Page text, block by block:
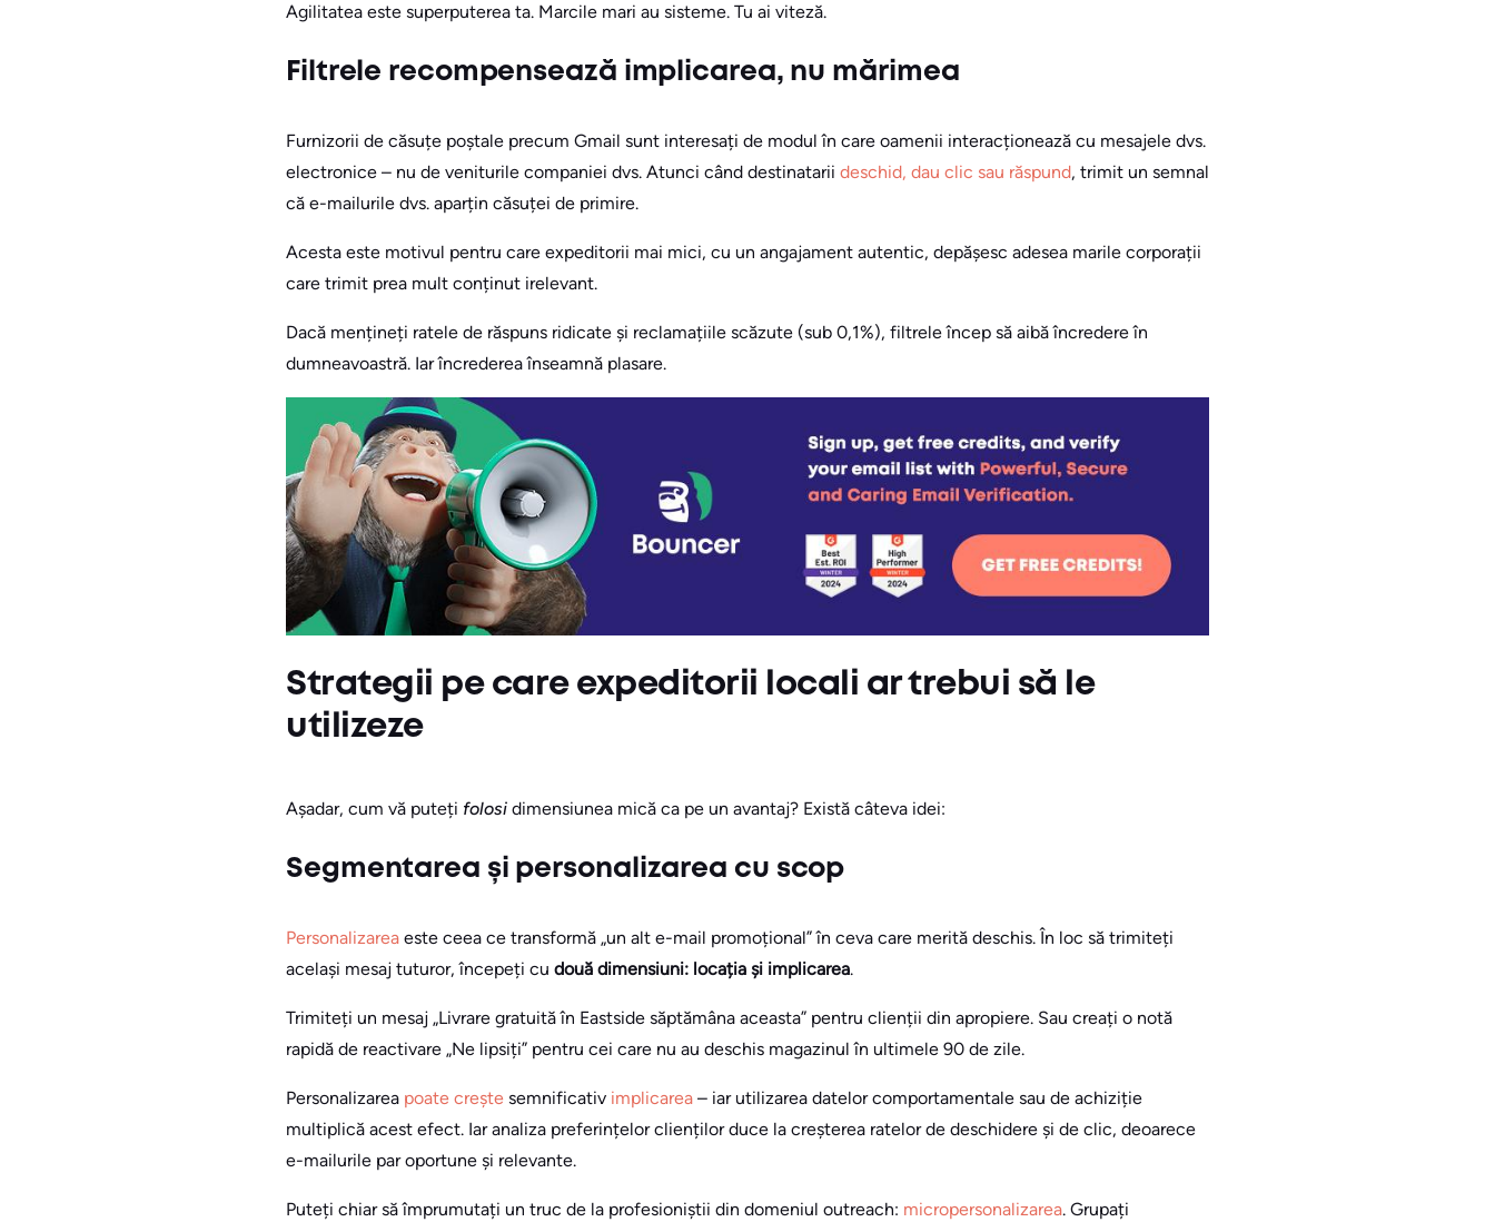
Agilitatea este superputerea ta. Marcile mari au sisteme. Tu ai viteză.
Filtrele recompensează implicarea, nu mărimea
Furnizorii de căsuțe poștale precum Gmail sunt interesați de modul în care oamenii interacționează cu mesajele dvs.
electronice – nu de veniturile companiei dvs. Atunci când destinatarii deschid, dau clic sau răspund, trimit un semnal
că e-mailurile dvs. aparțin căsuței de primire.
Acesta este motivul pentru care expeditorii mai mici, cu un angajament autentic, depășesc adesea marile corporații
care trimit prea mult conținut irelevant.
Dacă mențineți ratele de răspuns ridicate și reclamațiile scăzute (sub 0,1%), filtrele încep să aibă încredere în
dumneavoastră. Iar încrederea înseamnă plasare.
Strategii pe care expeditorii locali ar trebui să le
utilizeze
Așadar, cum vă puteți folosi dimensiunea mică ca pe un avantaj? Există câteva idei:
Segmentarea și personalizarea cu scop
Personalizarea este ceea ce transformă „un alt e-mail promoțional” în ceva care merită deschis. În loc să trimiteți
același mesaj tuturor, începeți cu două dimensiuni: locația și implicarea.
Trimiteți un mesaj „Livrare gratuită în Eastside săptămâna aceasta” pentru clienții din apropiere. Sau creați o notă
rapidă de reactivare „Ne lipsiți” pentru cei care nu au deschis magazinul în ultimele 90 de zile.
Personalizarea poate crește semnificativ implicarea – iar utilizarea datelor comportamentale sau de achiziție
multiplică acest efect. Iar analiza preferințelor clienților duce la creșterea ratelor de deschidere și de clic, deoarece
e-mailurile par oportune și relevante.
Puteți chiar să împrumutați un truc de la profesioniștii din domeniul outreach: micropersonalizarea. Grupați